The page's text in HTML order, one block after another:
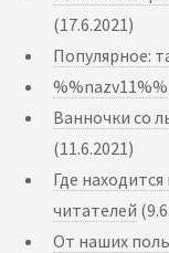
(17.6.2021)
Популярное:
%%nazv11%%
Ванночки со
(11.6.2021)
Где
читателей
От наших